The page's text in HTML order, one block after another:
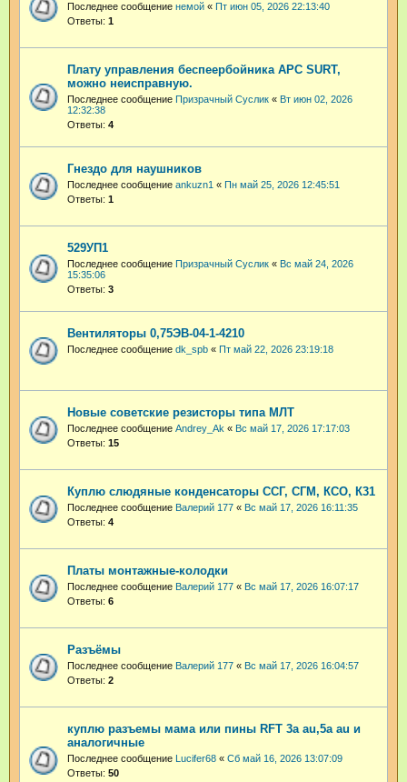
Последнее сообщение немой « Пт июн 05, 2026 22:13:40
Ответы: 1
Плату управления беспеербойника APC SURT,
можно неисправную.
Последнее сообщение Призрачный Суслик « Вт июн 02, 2026
12:32:38
Ответы: 4
Гнездо для наушников
Последнее сообщение ankuzn1 « Пн май 25, 2026 12:45:51
Ответы: 1
529УП1
Последнее сообщение Призрачный Суслик « Вс май 24, 2026
15:35:06
Ответы: 3
Вентиляторы 0,75ЭВ-04-1-4210
Последнее сообщение dk_spb « Пт май 22, 2026 23:19:18
Новые советские резисторы типа МЛТ
Последнее сообщение Andrey_Ak « Вс май 17, 2026 17:17:03
Ответы: 15
Куплю слюдяные конденсаторы ССГ, СГМ, КСО, К31
Последнее сообщение Валерий 177 « Вс май 17, 2026 16:11:35
Ответы: 4
Платы монтажные-колодки
Последнее сообщение Валерий 177 « Вс май 17, 2026 16:07:17
Ответы: 6
Разъёмы
Последнее сообщение Валерий 177 « Вс май 17, 2026 16:04:57
Ответы: 2
куплю разъемы мама или пины RFT 3a au,5a au и
аналогичные
Последнее сообщение Lucifer68 « Сб май 16, 2026 13:07:09
Ответы: 50